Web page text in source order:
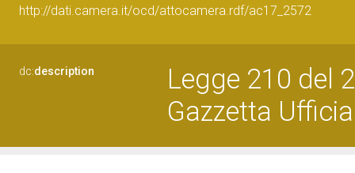
http://dati.camera.it/ocd/attocamera.rdf/ac17_2572
dc:description
Legge 210 del
Gazzetta